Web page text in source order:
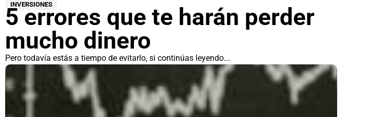
INVERSIONES
5 errores que te harán perder
mucho dinero
Pero todavía estás a tiempo de evitarlo, si continúas leyendo...